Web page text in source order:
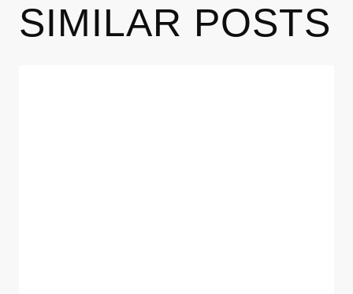
SIMILAR POSTS